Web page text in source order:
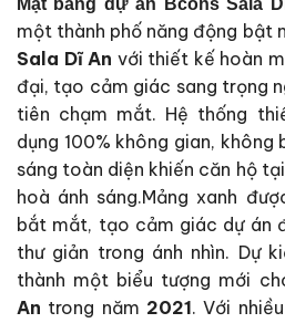
Mặt bằng dự án
Bcons Sala
một thành phố năng động bật
Sala Dĩ An với thiết kế hoàn
đại, tạo cảm giác sang trọng
tiên chạm mắt. Hệ thống
dụng 100% không gian,
sáng toàn diện khiến căn hộ tại
hoà ánh sáng.Mảng xanh
bắt mắt, tạo cảm giác dự án
thư giản trong ánh nhìn. Dự
thành một biểu tượng mới
An trong năm 2021. Với